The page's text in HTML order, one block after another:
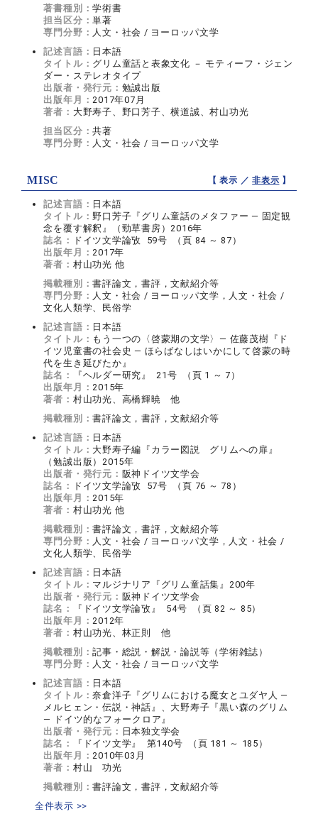
著書種別：学術書
担当区分：単著
専門分野： 人文・社会 / ヨーロッパ文学
記述言語： 日本語
タイトル： グリム童話と表象文化 － モティーフ・ジェン
ダー・ステレオタイプ
出版者・発行元： 勉誠出版
出版年月：2017年07月
著者： 大野寿子、野口芳子、横道誠、村山功光
担当区分：共著
専門分野： 人文・社会 / ヨーロッパ文学
MISC 【 表示 ／非表示 】
記述言語： 日本語
タイトル：野口芳子『グリム童話のメタファー ― 固定観
念を覆す解釈』（勁草書房）2016年
誌名：
ドイツ文学論攷 59号 （頁 84 ～ 87）
出版年月：2017年
著者： 村山功光 他
掲載種別：書評論文，書評，文献紹介等
専門分野： 人文・社会 / ヨーロッパ文学，人文・社会 /
文化人類学、民俗学
記述言語： 日本語
タイトル： もう一つの〈啓蒙期の文学〉― 佐藤茂樹『ド
イツ児童書の社会史 ― ほらばなしはいかにして啓蒙の時
代を生き延びたか』
誌名：
『ヘルダー研究』 21号 （頁 1 ～ 7）
出版年月：2015年
著者： 村山功光、高橋輝暁 他
掲載種別：書評論文，書評，文献紹介等
記述言語： 日本語
タイトル： 大野寿子編『カラー図説 グリムへの扉』
（勉誠出版）2015年
出版者・発行元： 阪神ドイツ文学会
誌名：
ドイツ文学論攷 57号 （頁 76 ～ 78）
出版年月：2015年
著者： 村山功光 他
掲載種別：書評論文，書評，文献紹介等
専門分野： 人文・社会 / ヨーロッパ文学，人文・社会 /
文化人類学、民俗学
記述言語： 日本語
タイトル： マルジナリア『グリム童話集』200年
出版者・発行元： 阪神ドイツ文学会
誌名：
『ドイツ文学論攷』 54号 （頁 82 ～ 85）
出版年月：2012年
著者： 村山功光、林正則 他
掲載種別：記事・総説・解説・論説等（学術雑誌）
専門分野： 人文・社会 / ヨーロッパ文学
記述言語： 日本語
タイトル：奈倉洋子『グリムにおける魔女とユダヤ人 ―
メルヒェン・伝説・神話』、大野寿子『黒い森のグリム
― ドイツ的なフォークロア』
出版者・発行元： 日本独文学会
誌名：
『ドイツ文学』 第140号 （頁 181 ～ 185）
出版年月：2010年03月
著者： 村山 功光
掲載種別：書評論文，書評，文献紹介等
全件表示 >>